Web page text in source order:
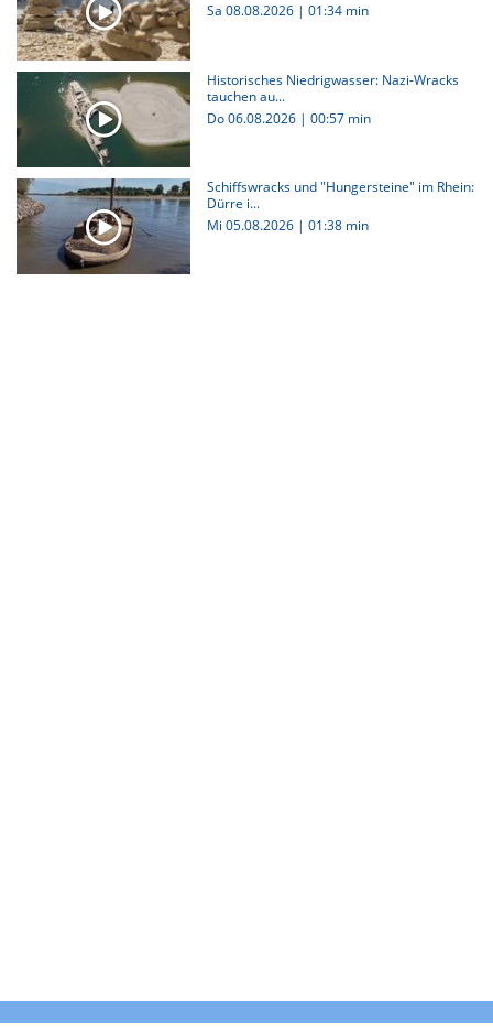
Sa 08.08.2026 | 01:34 min
Historisches Niedrigwasser: Nazi-Wracks
tauchen au...
Do 06.08.2026 | 00:57 min
Schiffswracks und "Hungersteine" im Rhein:
Dürre i...
Mi 05.08.2026 | 01:38 min